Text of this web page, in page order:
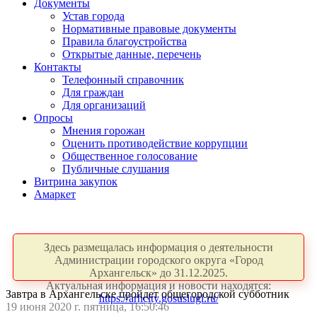
Документы
Устав города
Нормативные правовые документы
Правила благоустройства
Открытые данные, перечень
Контакты
Телефонный справочник
Для граждан
Для организаций
Опросы
Мнения горожан
Оценить противодействие коррупции
Общественное голосование
Публичные слушания
Витрина закупок
Амаркет
Здесь размещалась информация о деятельности
Администрации городского округа «Город
Архангельск» до 31.12.2025.
Актуальная информация и новости находятся:
https://arhcity.gosuslugi.ru/
Завтра в Архангельске пройдет общегородской субботник
19 июня 2020 г. пятница, 16:50:46